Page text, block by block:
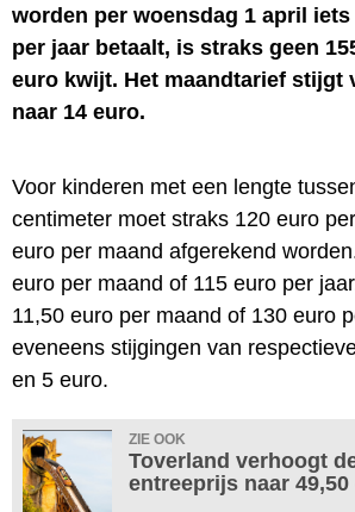
worden per woensdag 1 april
per jaar betaalt, is straks geen
euro kwijt. Het maandtarief stijgt
naar 14 euro.
Voor kinderen met een lengte
centimeter moet straks 120 euro
euro per maand afgerekend
euro per maand of 115 euro per
11,50 euro per maand of 130 euro
eveneens stijgingen van
en 5 euro.
ZIE OOK
Toverland verhoogt
entreeprijs naar